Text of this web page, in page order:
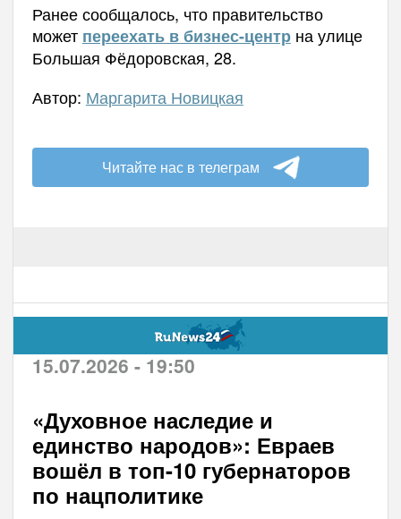
Ранее сообщалось, что правительство
может переехать в бизнес-центрнаулице
Большая Фёдоровская, 28.
Автор: Маргарита Новицкая
Читайте нас в телеграм
15.07.2026 - 19:50
«Духовное наследие и
единство народов»: Евраев
вошёл в топ-10 губернаторов
по нацполитике